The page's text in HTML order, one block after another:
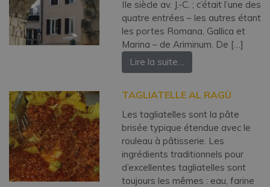
IIe siècle av. J.-C. ; c’était l’une des
quatre entrées – les autres étant
les portes Romana, Gallica et
Marina – de Ariminum. De […]
Lire la suite…
TAGLIATELLE AL RAGÙ
Les tagliatelles sont la pâte
brisée typique étendue avec le
rouleau à pâtisserie. Les
ingrédients traditionnels pour
d’excellentes tagliatelles sont
toujours les mêmes : eau, farine